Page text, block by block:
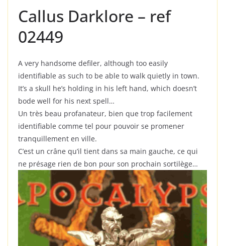
Callus Darklore – ref
02449
A very handsome defiler, although too easily
identifiable as such to be able to walk quietly in town.
It’s a skull he’s holding in his left hand, which doesn’t
bode well for his next spell…
Un très beau profanateur, bien que trop facilement
identifiable comme tel pour pouvoir se promener
tranquillement en ville.
C’est un crâne qu’il tient dans sa main gauche, ce qui
ne présage rien de bon pour son prochain sortilège…